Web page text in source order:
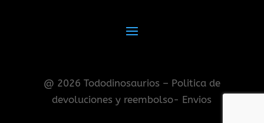
@ 2026 Tododinosaurios – Politica de
devoluciones y reembolso- Envios